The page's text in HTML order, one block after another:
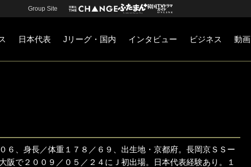
Group Site
日本代表 Jリーグ・国内 インタビュー ビジネス 動画
、身長／体重１７８／６９、出生地・京都府。長岡京ＳＳー
で２００９／０５／２４にＪ初出場。日本代表経験あり。１